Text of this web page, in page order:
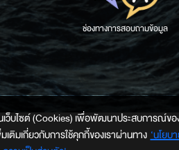
ช่องทางการสอบถามข้อมูล
นเว็บไซต์ (Cookies) เพื่อพัฒนาประสบการณ์ข
ติมเกี่ยวกับการใช้คุกกี้ของเราผ่านทาง‘นโยบ